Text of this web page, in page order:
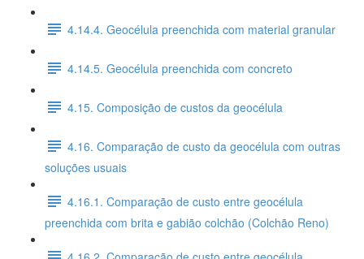
4.14.4. Geocélula preenchida com material granular
4.14.5. Geocélula preenchida com concreto
4.15. Composição de custos da geocélula
4.16. Comparação de custo da geocélula com outras
soluções usuais
4.16.1. Comparação de custo entre geocélula
preenchida com brita e gabião colchão (Colchão Reno)